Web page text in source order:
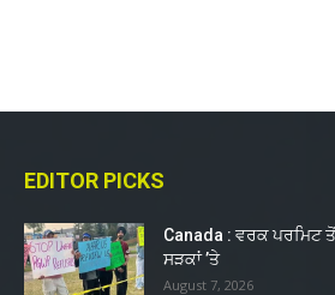
EDITOR PICKS
Canada : ਵਰਕ ਪਰਮਿਟ
ਸੜਕਾਂ ’ਤੇ
August 7, 2026